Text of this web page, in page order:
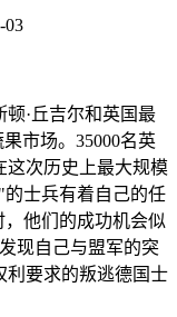
03
·丘吉尔和英国最
市场。35000名英
这次历史上最大规模
士兵有着自己的任
他们的成功机会似
现自己与盟军的突
利要求的叛逃德国士